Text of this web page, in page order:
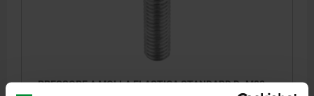
PRESSORE A MOLLA ELASTICA STANDARD D=M08